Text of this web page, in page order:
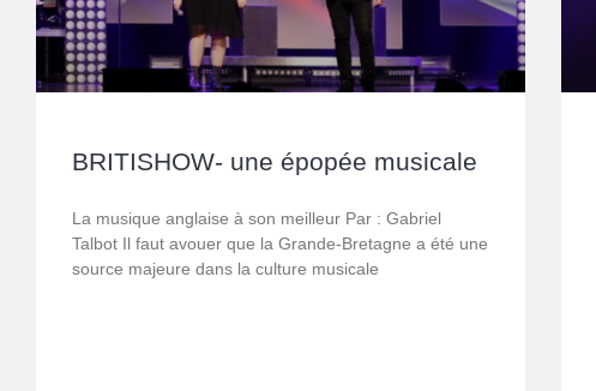
BRITISHOW- une épopée musicale
La musique anglaise à son meilleur Par : Gabriel
Talbot Il faut avouer que la Grande-Bretagne a été une
source majeure dans la culture musicale